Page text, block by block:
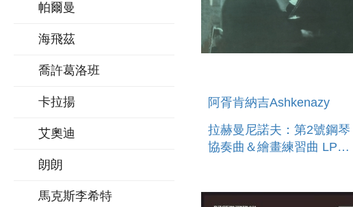
帕爾曼
海飛茲
喬許葛洛班
卡拉揚
艾奧迪
朗朗
馬克斯李希特
阿胥肯納吉Ashkenazy
拉赫曼尼諾夫：第2號鋼琴
協奏曲＆繪畫練習曲 LP